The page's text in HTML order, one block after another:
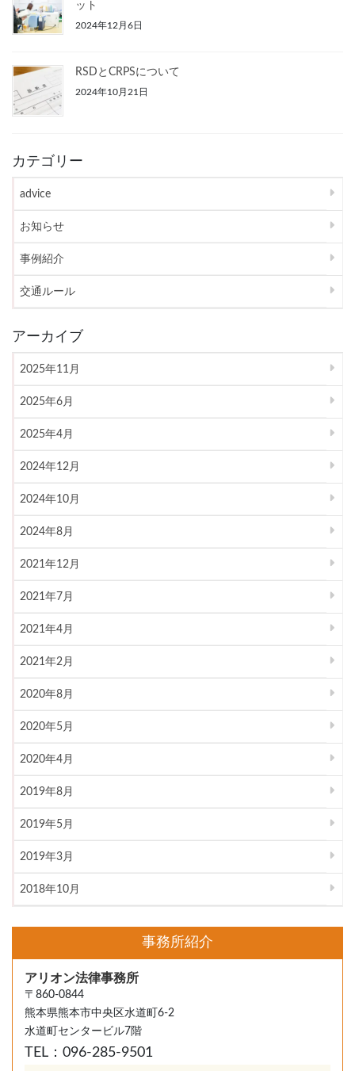
ット
2024年12月6日
RSDとCRPSについて
2024年10月21日
カテゴリー
advice
お知らせ
事例紹介
交通ルール
アーカイブ
2025年11月
2025年6月
2025年4月
2024年12月
2024年10月
2024年8月
2021年12月
2021年7月
2021年4月
2021年2月
2020年8月
2020年5月
2020年4月
2019年8月
2019年5月
2019年3月
2018年10月
事務所紹介
アリオン法律事務所
〒860-0844
熊本県熊本市中央区水道町6-2
水道町センタービル7階
TEL：096-285-9501